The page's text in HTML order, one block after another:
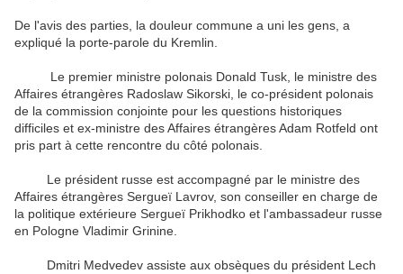
De l'avis des parties, la douleur commune a uni les gens, a
expliqué la porte-parole du Kremlin.
Le premier ministre polonais Donald Tusk, le ministre des
Affaires étrangères Radoslaw Sikorski, le co-président polonais
de la commission conjointe pour les questions historiques
difficiles et ex-ministre des Affaires étrangères Adam Rotfeld ont
pris part à cette rencontre du côté polonais.
Le président russe est accompagné par le ministre des
Affaires étrangères Sergueï Lavrov, son conseiller en charge de
la politique extérieure Sergueï Prikhodko et l'ambassadeur russe
en Pologne Vladimir Grinine.
Dmitri Medvedev assiste aux obsèques du président Lech